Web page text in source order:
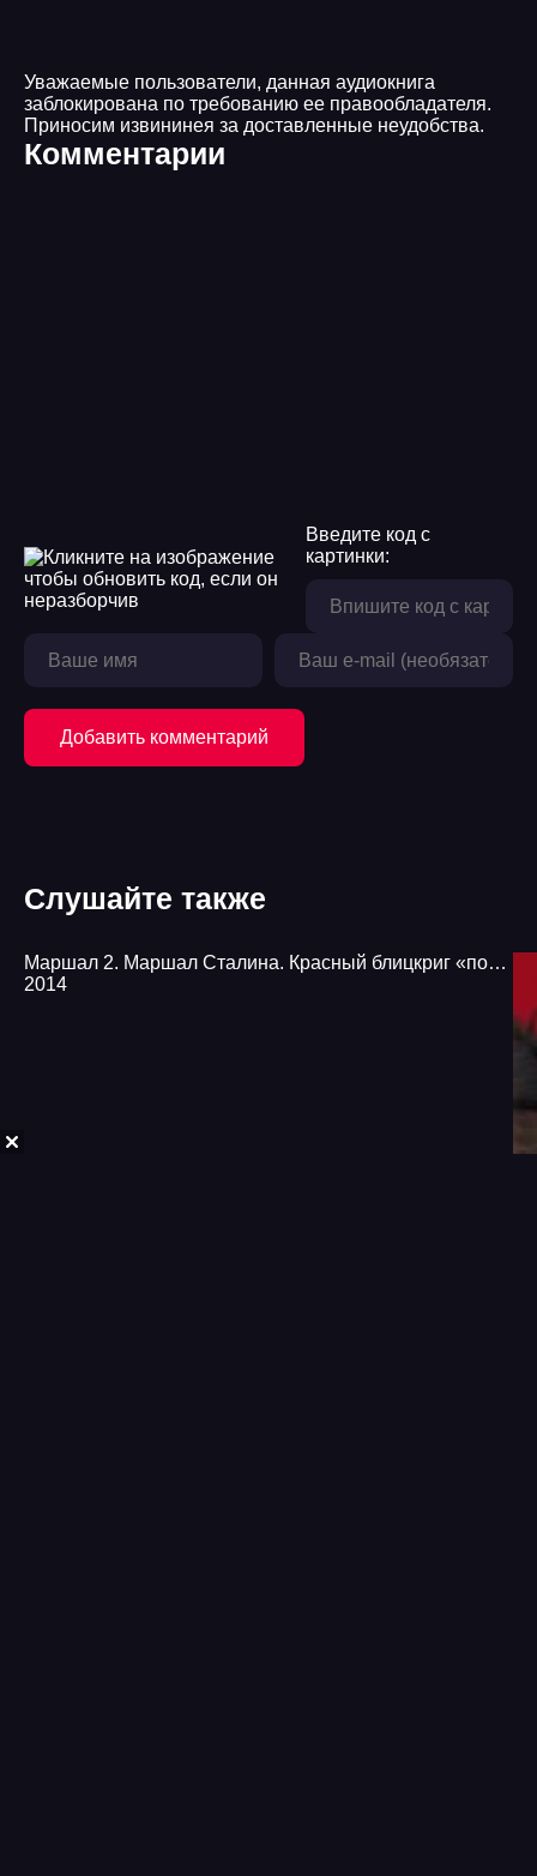
Уважаемые пользователи, данная аудиокнига
заблокирована по требованию ее правообладателя.
Приносим извининея за доставленные неудобства.
Комментарии
Введите код с
картинки:
Добавить комментарий
Слушайте также
Маршал 2. Маршал Сталина. Красный блицкриг «попаданца» - Михаил Ланцов
2014